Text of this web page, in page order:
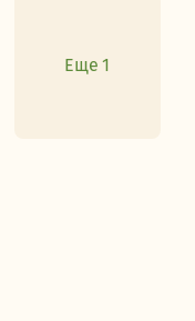
Еще 1